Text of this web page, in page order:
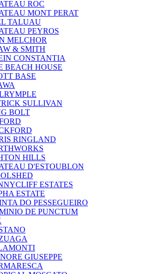
ROC
MONT PERAT
TALUAU
PEYROS
MELCHOR
& SMITH
CONSTANTIA
BEACH HOUSE
BASE
SULLIVAN
BOLT
RINGLAND
HILLS
D'ESTOUBLON
ESTATES
ESTATE
DO PESSEGUEIRO
DE PUNCTUM
GIUSEPPE